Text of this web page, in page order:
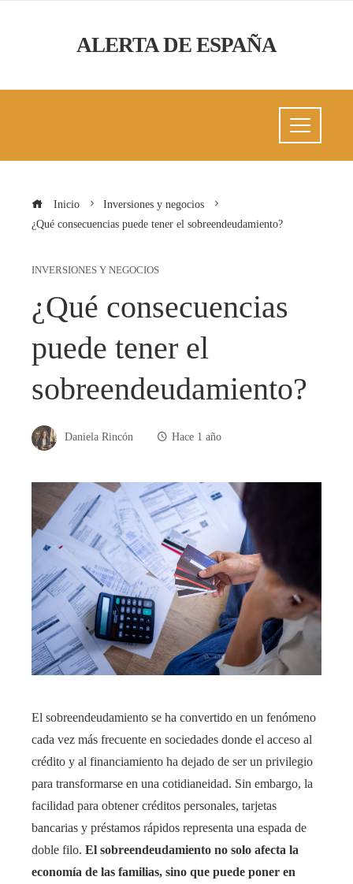
ALERTA DE ESPAÑA
Inicio
Inversiones y negocios
¿Qué consecuencias puede tener el sobreendeudamiento?
INVERSIONES Y NEGOCIOS
¿Qué consecuencias
puede tener el
sobreendeudamiento?
Daniela Rincón Hace 1 año
El sobreendeudamiento se ha convertido en un fenómeno
cada vez más frecuente en sociedades donde el acceso al
crédito y al financiamiento ha dejado de ser un privilegio
para transformarse en una cotidianeidad. Sin embargo, la
facilidad para obtener créditos personales, tarjetas
bancarias y préstamos rápidos representa una espada de
doble filo. El sobreendeudamiento no solo afecta la
economía de las familias, sino que puede poner en